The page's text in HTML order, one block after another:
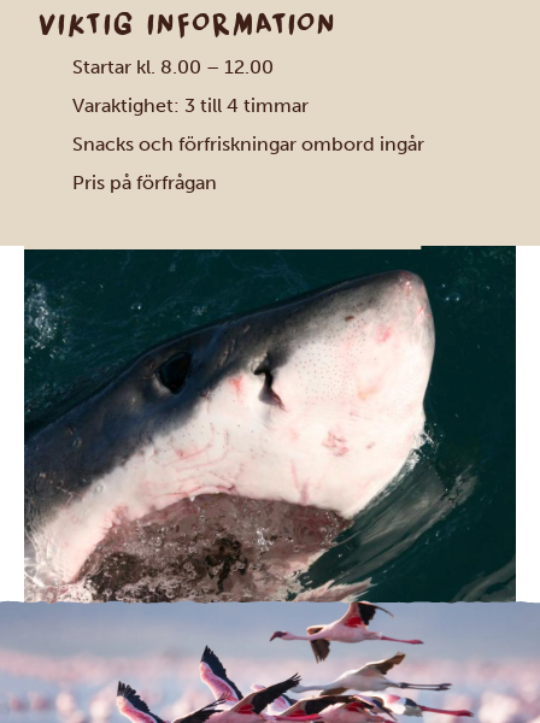
VIKTIG INFORMATION
Startar kl. 8.00 – 12.00
Varaktighet: 3 till 4 timmar
Snacks och förfriskningar ombord ingår
Pris på förfrågan